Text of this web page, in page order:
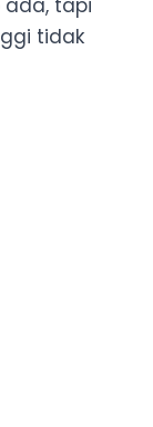
ada, tapi
tidak